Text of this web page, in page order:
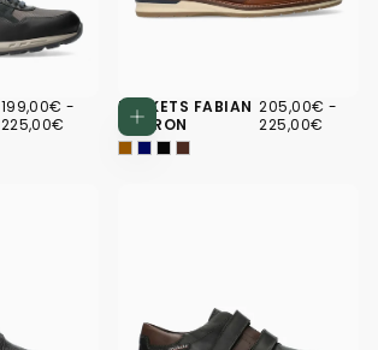
Choisissez des options
199,00€
PRIX
MINIMUM
199,00€ -
MAXIMUM
225,00€ Choisissez
BASKETS FABIAN
MARRON
205,00€
PRIX
MINIMUM
205,00€ -
225,00€